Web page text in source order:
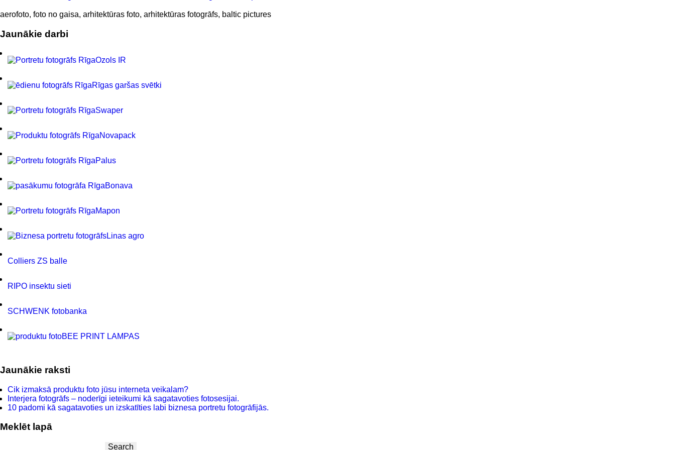
aerofoto, foto no gaisa, arhitektūras foto, arhitektūras fotogrāfs, baltic pictures
Jaunākie darbi
Ozols IR
Rīgas garšas svētki
Swaper
Novapack
Palus
Bonava
Mapon
Linas agro
Colliers ZS balle
RIPO insektu sieti
SCHWENK fotobanka
BEE PRINT LAMPAS
Jaunākie raksti
Cik izmaksā produktu foto jūsu interneta veikalam?
Interjera fotogrāfs – noderīgi ieteikumi kā sagatavoties fotosesijai.
10 padomi kā sagatavoties un izskatīties labi biznesa portretu fotogrāfijās.
Meklēt lapā
Search